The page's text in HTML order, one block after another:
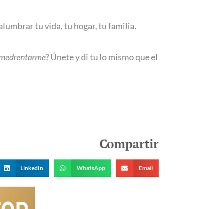
tu vida, tu hogar, tu familia.
? Únete y di tu lo mismo que el
Compartir
LinkedIn WhatsApp Email